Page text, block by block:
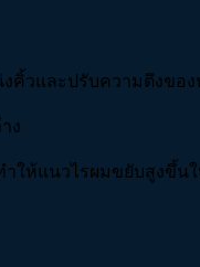
งคิ้วและปรับความตึงขอ
ง
ห้แนวไรผมขยับสูงขึ้น